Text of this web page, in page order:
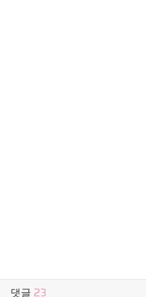
댓글 23